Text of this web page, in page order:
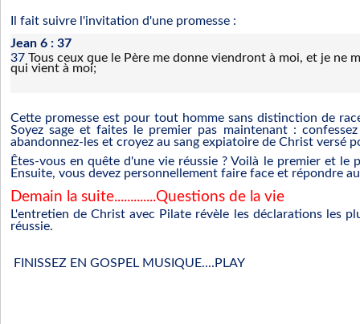
Il fait suivre l'invitation d'une promesse :
Jean 6 : 37
37 Tous ceux que le Père me donne viendront à moi, et je ne
qui vient à moi;
Cette promesse est pour tout homme sans distinction de
Soyez sage et faites le premier pas maintenant :
abandonnez-les et croyez au sang expiatoire de Christ versé
Êtes-vous en quête d'une vie réussie ? Voilà le premier et le
Ensuite, vous devez personnellement faire face et répondre
Demain la suite.............Questions de la vie
L'entretien de Christ avec Pilate révèle les déclarations les
réussie.
FINISSEZ EN GOSPEL MUSIQUE....PLAY